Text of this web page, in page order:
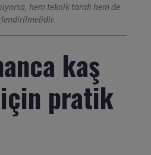
hem teknik tarafı hem de
kaş
için pratik